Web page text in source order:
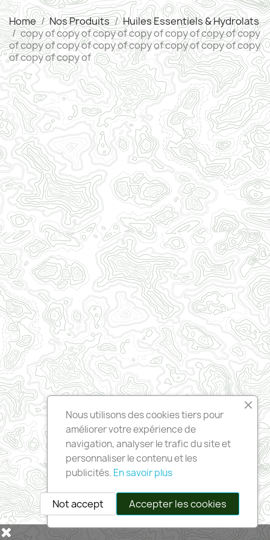
Home Nos Produits
Huiles Essentiels & Hydrolats
copy of copy of copy of copy of copy of copy of copy
of copy of copy of copy of copy of copy of copy of copy
of copy of copy of
Nous utilisons des cookies tiers pour
améliorer votre expérience de
navigation, analyser le trafic du site et
personnaliser le contenu et les
publicités. En savoir plus
Accepter les cookies
Not accept